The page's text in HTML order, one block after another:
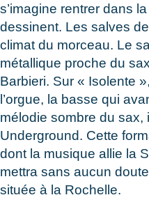
s’imagine rentrer dans
dessinent. Les salves
climat du morceau. Le
métallique proche du
Barbieri. Sur « Isolente
l’orgue, la basse qui
mélodie sombre du sax,
Underground. Cette
dont la musique allie la
mettra sans aucun
située à la Rochelle.